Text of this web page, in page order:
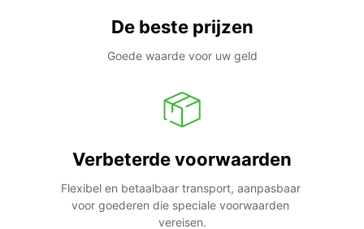
De beste prijzen
Goede waarde voor uw geld
Verbeterde voorwaarden
Flexibel en betaalbaar transport, aanpasbaar
voor goederen die speciale voorwaarden
vereisen.